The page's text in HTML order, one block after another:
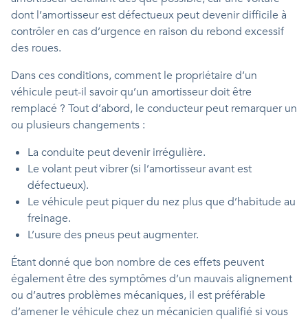
dont l’amortisseur est défectueux peut devenir difficile à
contrôler en cas d’urgence en raison du rebond excessif
des roues.
Dans ces conditions, comment le propriétaire d’un
véhicule peut-il savoir qu’un amortisseur doit être
remplacé ? Tout d’abord, le conducteur peut remarquer un
ou plusieurs changements :
La conduite peut devenir irrégulière.
Le volant peut vibrer (si l’amortisseur avant est
défectueux).
Le véhicule peut piquer du nez plus que d’habitude au
freinage.
L’usure des pneus peut augmenter.
Étant donné que bon nombre de ces effets peuvent
également être des symptômes d’un mauvais alignement
ou d’autres problèmes mécaniques, il est préférable
d’amener le véhicule chez un mécanicien qualifié si vous